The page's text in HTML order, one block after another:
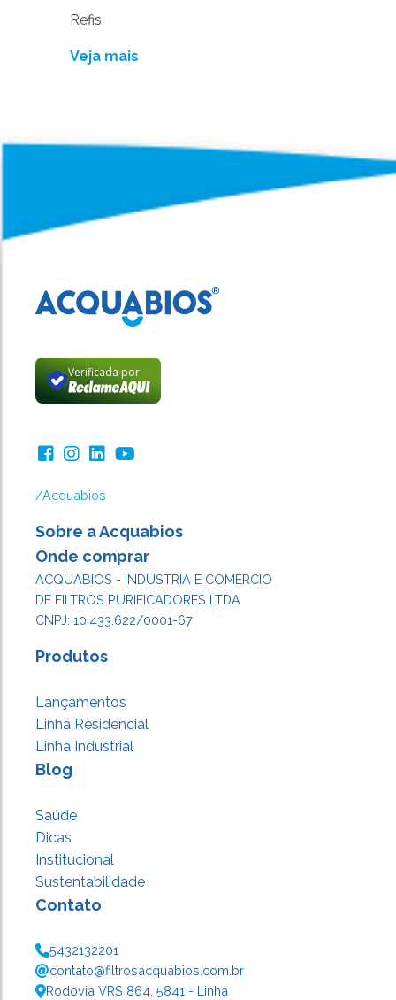
Refis
Veja mais
Verificada por
/Acquabios
Sobre a Acquabios
Onde comprar
ACQUABIOS - INDUSTRIA E COMERCIO
DE FILTROS PURIFICADORES LTDA
CNPJ: 10.433.622/0001-67
Produtos
Lançamentos
Linha Residencial
Linha Industrial
Blog
Saúde
Dicas
Institucional
Sustentabilidade
Contato
5432132201
contato@filtrosacquabios.com.br
Rodovia VRS 864, 5841 - Linha